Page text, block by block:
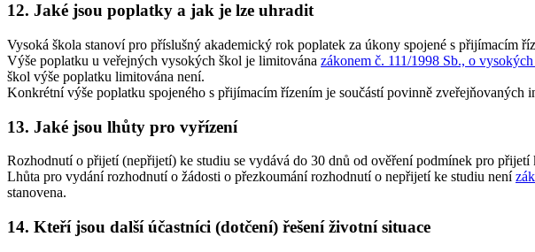
12. Jaké jsou poplatky a jak je lze uhradit
Vysoká škola stanoví pro příslušný akademický rok poplatek za úkony spojené s přijímacím
Výše poplatku u veřejných vysokých škol je limitována zákonem č. 111/1998 Sb., o
škol výše poplatku limitována není.
Konkrétní výše poplatku spojeného s přijímacím řízením je součástí povinně zveřejňovaných
13. Jaké jsou lhůty pro vyřízení
Rozhodnutí o přijetí (nepřijetí) ke studiu se vydává do 30 dnů od ověření podmínek pro
Lhůta pro vydání rozhodnutí o žádosti o přezkoumání rozhodnutí o nepřijetí ke studiu není
stanovena.
14. Kteří jsou další účastníci (dotčení) řešení životní situace